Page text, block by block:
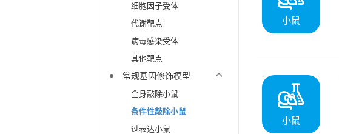
细胞因子受体
代谢靶点
病毒感染受体
其他靶点
常规基因修饰模型
全身敲除小鼠
条件性敲除小鼠
过表达小鼠
小鼠
小鼠